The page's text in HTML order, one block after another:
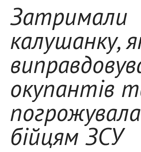
Затримали
калушанку,
окупантів
погрожувала
бійцям ЗСУ